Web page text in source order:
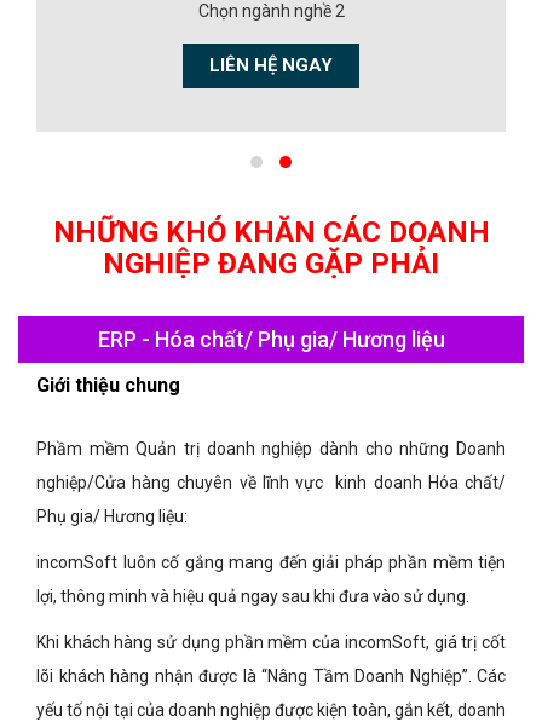
Chọn ngành nghề 2
LIÊN HỆ NGAY
NHỮNG KHÓ KHĂN CÁC DOANH
NGHIỆP ĐANG GẶP PHẢI
ERP - Hóa chất/ Phụ gia/ Hương liệu
Giới thiệu chung
Phầm mềm Quản trị doanh nghiệp dành cho những Doanh
nghiệp/Cửa hàng chuyên về lĩnh vực kinh doanh Hóa chất/
Phụ gia/ Hương liệu:
incomSoft luôn cố gắng mang đến giải pháp phần mềm tiện
lợi, thông minh và hiệu quả ngay sau khi đưa vào sử dụng.
Khi khách hàng sử dụng phần mềm của incomSoft, giá trị cốt
lõi khách hàng nhận được là “Nâng Tầm Doanh Nghiệp”. Các
yếu tố nội tại của doanh nghiệp được kiện toàn, gắn kết, doanh